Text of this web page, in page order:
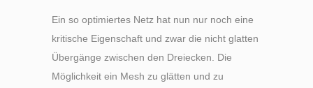
Ein so optimiertes Netz hat nun nur noch eine
kritische Eigenschaft und zwar die nicht glatten
Übergänge zwischen den Dreiecken. Die
Möglichkeit ein Mesh zu glätten und zu